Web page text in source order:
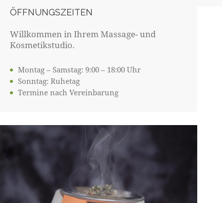
ÖFFNUNGSZEITEN
Willkommen in Ihrem Massage- und
Kosmetikstudio.
Montag – Samstag: 9:00 – 18:00 Uhr
Sonntag: Ruhetag
Termine nach Vereinbarung